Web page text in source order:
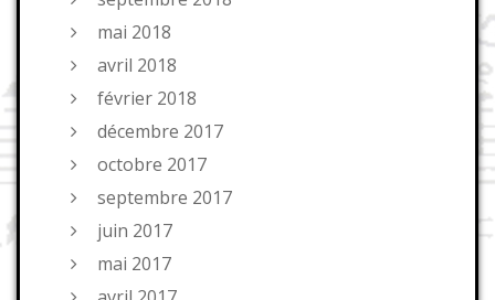
mai 2018
avril 2018
février 2018
décembre 2017
octobre 2017
septembre 2017
juin 2017
mai 2017